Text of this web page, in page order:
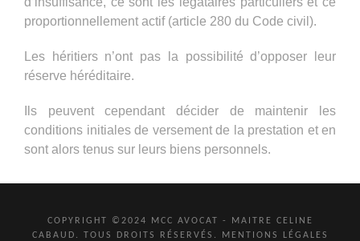
proportionnellement actif (article 280 du Code civil).
Les héritiers n’ont pas la possibilité d’opposer leur
réserve héréditaire.
Ils peuvent cependant décider de maintenir les
conditions initiales de versement de la prestation et en
sont alors tenus sur leurs biens personnels.
COPYRIGHT ©2024 MCC AVOCAT - MAITRE CELINE
CABAUD. TOUS DROITS RÉSERVÉS.
MENTIONS LÉGALES